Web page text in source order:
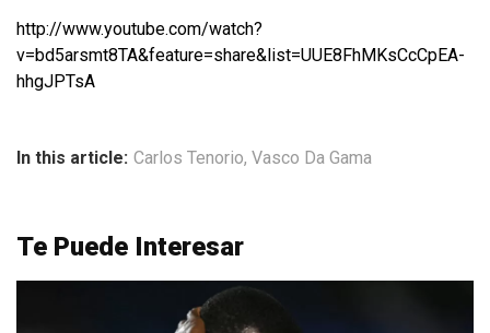
http://www.youtube.com/watch?
v=bd5arsmt8TA&feature=share&list=UUE8FhMKsCcCpEA-
hhgJPTsA
In this article: Carlos Tenorio, Vasco Da Gama
Te Puede Interesar